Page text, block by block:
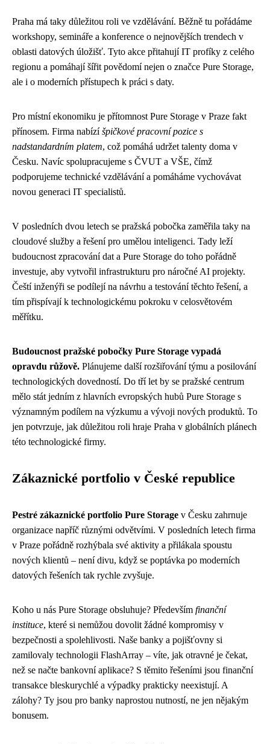
Praha má taky důležitou roli ve vzdělávání. Běžně tu pořádáme
workshopy, semináře a konference o nejnovějších trendech v
oblasti datových úložišť. Tyto akce přitahují IT profíky z celého
regionu a pomáhají šířit povědomí nejen o značce Pure Storage,
ale i o moderních přístupech k práci s daty.
Pro místní ekonomiku je přítomnost Pure Storage v Praze fakt
přínosem. Firma nabízíšpičkové pracovní pozice s
nadstandardním platem, což pomáhá udržet talenty doma v
Česku. Navíc spolupracujeme s ČVUT a VŠE, čímž
podporujeme technické vzdělávání a pomáháme vychovávat
novou generaci IT specialistů.
V posledních dvou letech se pražská pobočka zaměřila taky na
cloudové služby a řešení pro umělou inteligenci. Tady leží
budoucnost zpracování dat a Pure Storage do toho pořádně
investuje, aby vytvořil infrastrukturu pro náročné AI projekty.
Čeští inženýři se podílejí na návrhu a testování těchto řešení, a
tím přispívají k technologickému pokroku v celosvětovém
měřítku.
Budoucnost pražské pobočky Pure Storage vypadá
opravdu růžově. Plánujeme další rozšiřování týmu a posilování
technologických dovedností. Do tří let by se pražské centrum
mělo stát jedním z hlavních evropských hubů Pure Storage s
významným podílem na výzkumu a vývoji nových produktů. To
jen potvrzuje, jak důležitou roli hraje Praha v globálních plánech
této technologické firmy.
Zákaznické portfolio v České republice
Pestré zákaznické portfolio Pure Storage v Česku zahrnuje
organizace napříč různými odvětvími. V posledních letech firma
v Praze pořádně rozhýbala své aktivity a přilákala spoustu
nových klientů – není divu, když se poptávka po moderních
datových řešeních tak rychle zvyšuje.
Koho u nás Pure Storage obsluhuje? Především finanční
instituce, které si nemůžou dovolit žádné kompromisy v
bezpečnosti a spolehlivosti. Naše banky a pojišťovny si
zamilovaly technologii FlashArray – víte, jak otravné je čekat,
než se načte bankovní aplikace? S těmito řešeními jsou finanční
transakce bleskurychlé a výpadky prakticky neexistují. A
zálohy? Ty jsou pro banky naprostou nutností, ne jen nějakým
bonusem.